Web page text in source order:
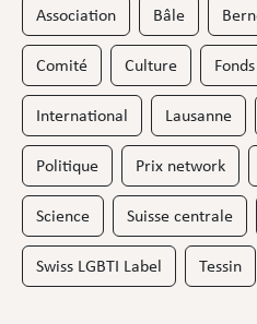
Association Bâle
Comité Culture
International Lausanne
Politique Prix network
Science Suisse centrale
Swiss LGBTI Label Tessin